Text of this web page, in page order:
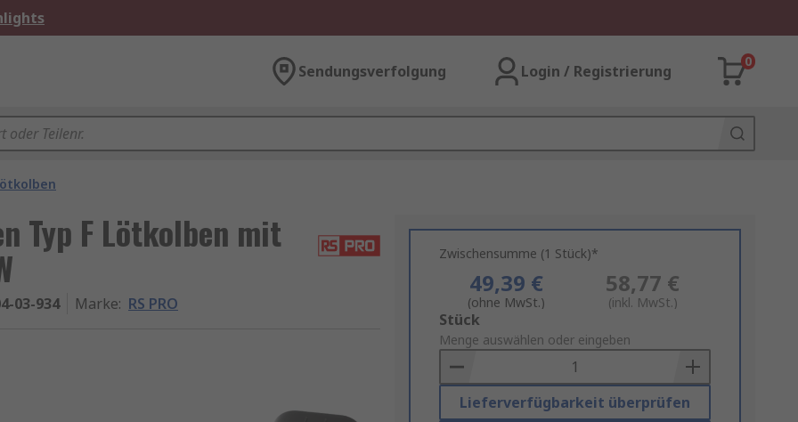
Sendungsverfolgung Login / Registrierung
0
Typ F Lötkolben mit
03-934 Marke: RS PRO
Zwischensumme (1 Stück)*
49,39 €
(ohne MwSt.)
58,77 €
(inkl. MwSt.)
Add
to
Basket
Stück
Menge auswählen oder eingeben
Lieferverfügbarkeit überprüfen